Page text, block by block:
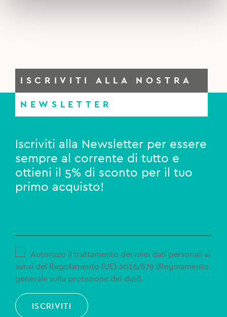
ISCRIVITI ALLA NOSTRA
NEWSLETTER
Iscriviti alla Newsletter per essere
sempre al corrente di tutto e
ottieni il 5% di sconto per il tuo
primo acquisto!
Autorizzo il trattamento dei miei dati personali ai
sensi del Regolamento (UE) 2016/679 (Regolamento
generale sulla protezione dei dati).
ISCRIVITI